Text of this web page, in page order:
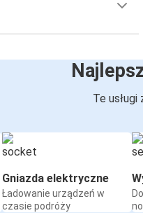
Te usługi
Gniazda elektryczne
Ładowanie urządzeń w
czasie podróży